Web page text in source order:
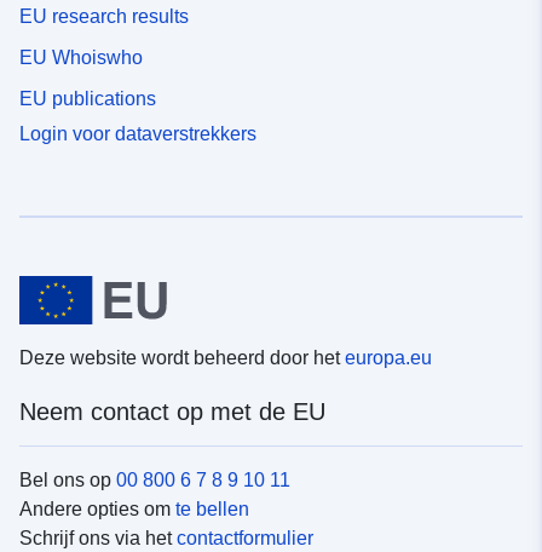
EU research results
EU Whoiswho
EU publications
Login voor dataverstrekkers
Deze website wordt beheerd door heteuropa.eu
Neem contact op met de EU
Bel ons op 00 800 6 7 8 9 10 11
Andere opties om te bellen
Schrijf ons via hetcontactformulier